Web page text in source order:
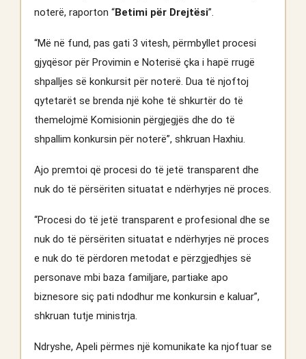
noterë, raporton “Betimi për Drejtësi”.
“Më në fund, pas gati 3 vitesh, përmbyllet procesi
gjyqësor për Provimin e Noterisë çka i hapë rrugë
shpalljes së konkursit për noterë. Dua të njoftoj
qytetarët se brenda një kohe të shkurtër do të
themelojmë Komisionin përgjegjës dhe do të
shpallim konkursin për noterë”, shkruan Haxhiu.
Ajo premtoi që procesi do të jetë transparent dhe
nuk do të përsëriten situatat e ndërhyrjes në proces.
“Procesi do të jetë transparent e profesional dhe se
nuk do të përsëriten situatat e ndërhyrjes në proces
e nuk do të përdoren metodat e përzgjedhjes së
personave mbi baza familjare, partiake apo
biznesore siç pati ndodhur me konkursin e kaluar”,
shkruan tutje ministrja.
Ndryshe, Apeli përmes një komunikate ka njoftuar se